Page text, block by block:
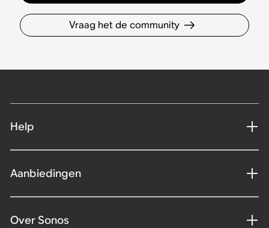
Vraag het de community
Help
Aanbiedingen
Over Sonos